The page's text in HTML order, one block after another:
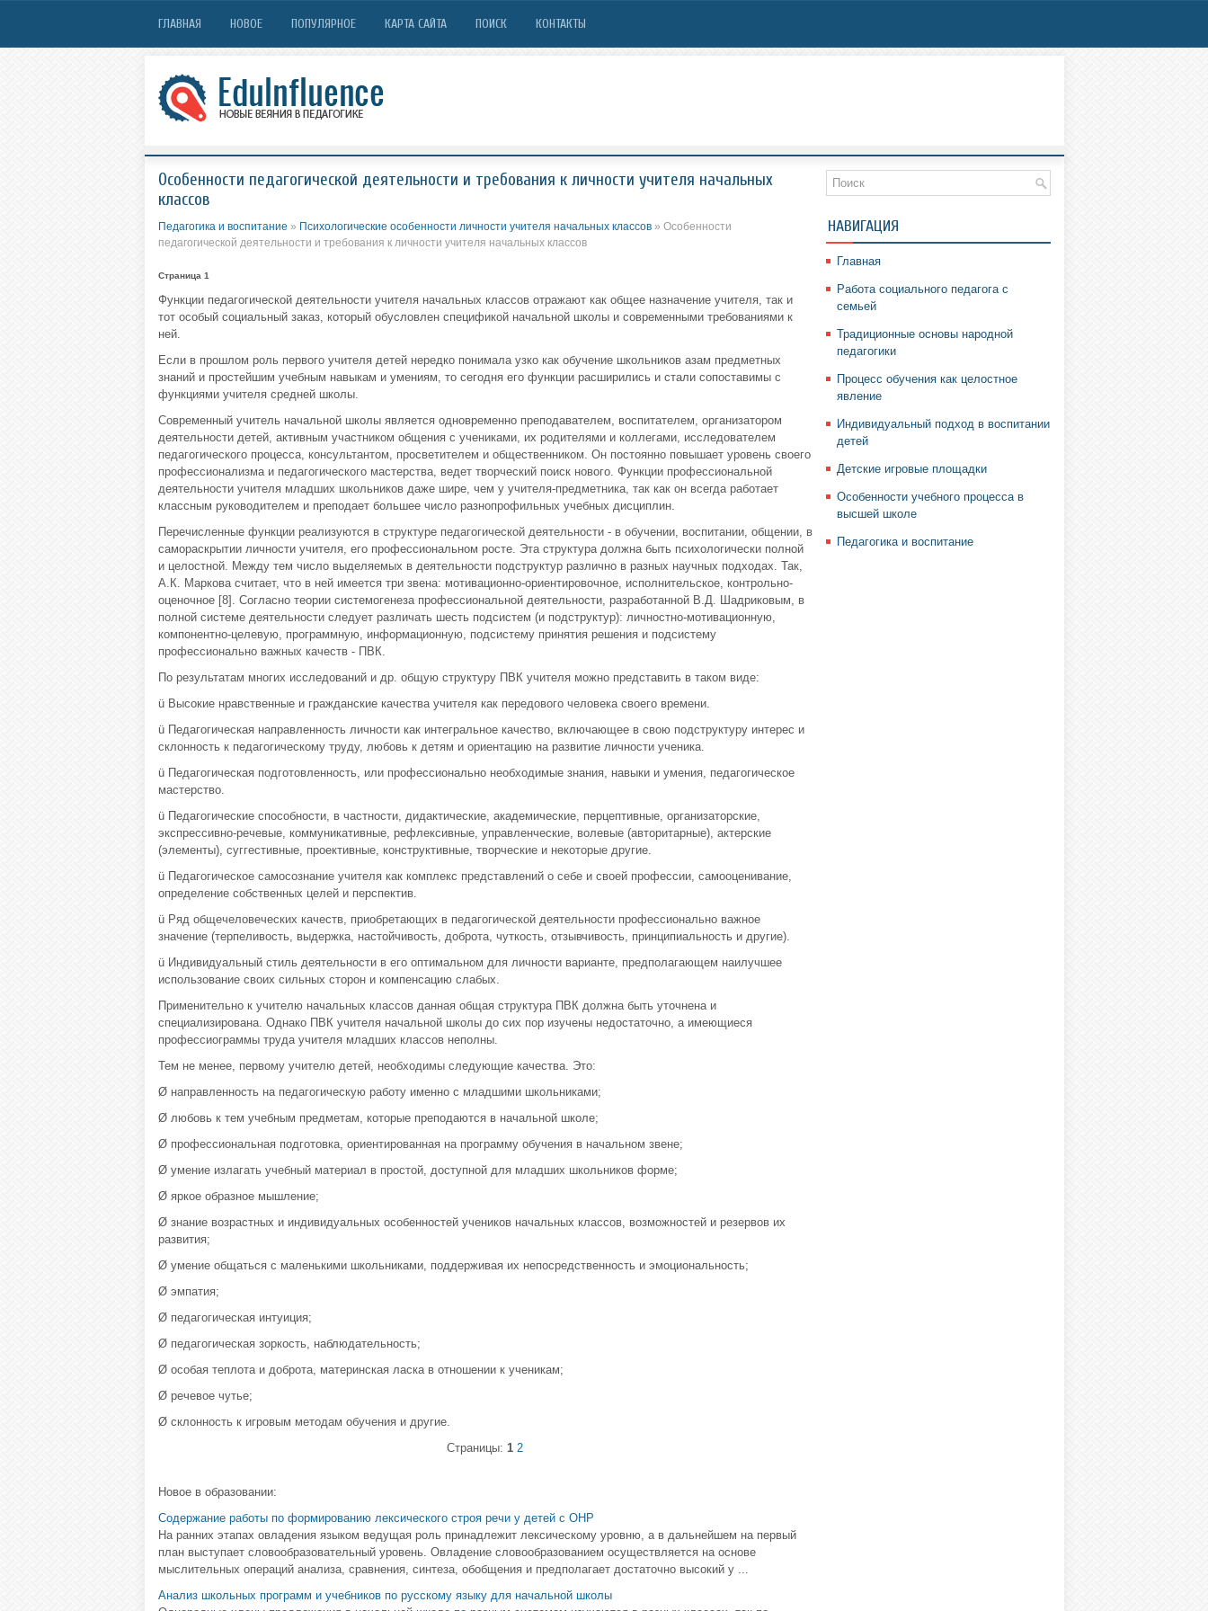
ГЛАВНАЯ НОВОЕ ПОПУЛЯРНОЕ КАРТА САЙТА ПОИСК КОНТАКТЫ
Особенности педагогической деятельности и требования к личности учителя начальных
классов
Педагогика и воспитание » Психологические особенности личности учителя начальных классов» Особенности
педагогической деятельности и требования к личности учителя начальных классов
Страница 1
Функции педагогической деятельности учителя начальных классов отражают как общее назначение учителя, так и
тот особый социальный заказ, который обусловлен спецификой начальной школы и современными требованиями к
ней.
Если в прошлом роль первого учителя детей нередко понимала узко как обучение школьников азам предметных
знаний и простейшим учебным навыкам и умениям, то сегодня его функции расширились и стали сопоставимы с
функциями учителя средней школы.
Современный учитель начальной школы является одновременно преподавателем, воспитателем, организатором
деятельности детей, активным участником общения с учениками, их родителями и коллегами, исследователем
педагогического процесса, консультантом, просветителем и общественником. Он постоянно повышает уровень своего
профессионализма и педагогического мастерства, ведет творческий поиск нового. Функции профессиональной
деятельности учителя младших школьников даже шире, чем у учителя-предметника, так как он всегда работает
классным руководителем и преподает большее число разнопрофильных учебных дисциплин.
Перечисленные функции реализуются в структуре педагогической деятельности - в обучении, воспитании, общении, в
самораскрытии личности учителя, его профессиональном росте. Эта структура должна быть психологически полной
и целостной. Между тем число выделяемых в деятельности подструктур различно в разных научных подходах. Так,
А.К. Маркова считает, что в ней имеется три звена: мотивационно-ориентировочное, исполнительское, контрольно-
оценочное [8]. Согласно теории системогенеза профессиональной деятельности, разработанной В.Д. Шадриковым, в
полной системе деятельности следует различать шесть подсистем (и подструктур): личностно-мотивационную,
компонентно-целевую, программную, информационную, подсистему принятия решения и подсистему
профессионально важных качеств - ПВК.
По результатам многих исследований и др. общую структуру ПВК учителя можно представить в таком виде:
ü Высокие нравственные и гражданские качества учителя как передового человека своего времени.
ü Педагогическая направленность личности как интегральное качество, включающее в свою подструктуру интерес и
склонность к педагогическому труду, любовь к детям и ориентацию на развитие личности ученика.
ü Педагогическая подготовленность, или профессионально необходимые знания, навыки и умения, педагогическое
мастерство.
ü Педагогические способности, в частности, дидактические, академические, перцептивные, организаторские,
экспрессивно-речевые, коммуникативные, рефлексивные, управленческие, волевые (авторитарные), актерские
(элементы), суггестивные, проективные, конструктивные, творческие и некоторые другие.
ü Педагогическое самосознание учителя как комплекс представлений о себе и своей профессии, самооценивание,
определение собственных целей и перспектив.
ü Ряд общечеловеческих качеств, приобретающих в педагогической деятельности профессионально важное
значение (терпеливость, выдержка, настойчивость, доброта, чуткость, отзывчивость, принципиальность и другие).
ü Индивидуальный стиль деятельности в его оптимальном для личности варианте, предполагающем наилучшее
использование своих сильных сторон и компенсацию слабых.
Применительно к учителю начальных классов данная общая структура ПВК должна быть уточнена и
специализирована. Однако ПВК учителя начальной школы до сих пор изучены недостаточно, а имеющиеся
профессиограммы труда учителя младших классов неполны.
Тем не менее, первому учителю детей, необходимы следующие качества. Это:
Ø направленность на педагогическую работу именно с младшими школьниками;
Ø любовь к тем учебным предметам, которые преподаются в начальной школе;
Ø профессиональная подготовка, ориентированная на программу обучения в начальном звене;
Ø умение излагать учебный материал в простой, доступной для младших школьников форме;
Ø яркое образное мышление;
Ø знание возрастных и индивидуальных особенностей учеников начальных классов, возможностей и резервов их
развития;
Ø умение общаться с маленькими школьниками, поддерживая их непосредственность и эмоциональность;
Ø эмпатия;
Ø педагогическая интуиция;
Ø педагогическая зоркость, наблюдательность;
Ø особая теплота и доброта, материнская ласка в отношении к ученикам;
Ø речевое чутье;
Ø склонность к игровым методам обучения и другие.
Страницы: 1 2
Новое в образовании:
Содержание работы по формированию лексического строя речи у детей с ОНР
На ранних этапах овладения языком ведущая роль принадлежит лексическому уровню, а в дальнейшем на первый
план выступает словообразовательный уровень. Овладение словообразованием осуществляется на основе
мыслительных операций анализа, сравнения, синтеза, обобщения и предполагает достаточно высокий у ...
Анализ школьных программ и учебников по русскому языку для начальной школы
НАВИГАЦИЯ
Главная
Работа социального педагога с
семьей
Традиционные основы народной
педагогики
Процесс обучения как целостное
явление
Индивидуальный подход в воспитании
детей
Детские игровые площадки
Особенности учебного процесса в
высшей школе
Педагогика и воспитание